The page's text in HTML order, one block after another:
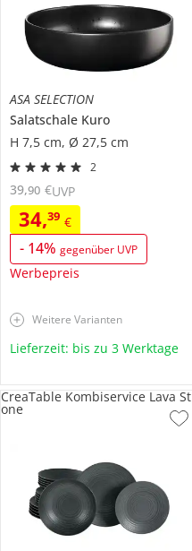
ASA SELECTION
Salatschale Kuro
H 7,5 cm, Ø 27,5 cm
2
34,39 €
- 14% gegenüber UVP
Werbepreis
39,90 €UVP
Weitere Varianten
Lieferzeit: bis zu 3 Werktage
CreaTable Kombiservice Lava St
one